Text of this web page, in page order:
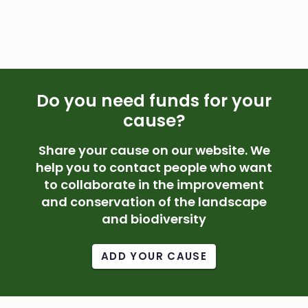
Do you need funds for your
cause?
Share your cause on our website. We
help you to contact people who want
to collaborate in the improvement
and conservation of the landscape
and biodiversity
ADD YOUR CAUSE